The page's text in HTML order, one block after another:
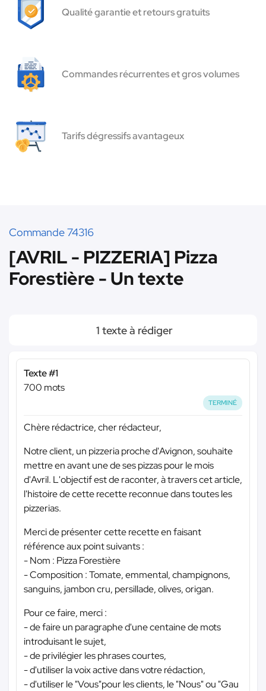
Qualité garantie et retours gratuits
Commandes récurrentes et gros volumes
Tarifs dégressifs avantageux
Commande 74316
[AVRIL - PIZZERIA] Pizza
Forestière - Un texte
1 texte à rédiger
Texte #1
700 mots
TERMINÉ
Chère rédactrice, cher rédacteur,
Notre client, un pizzeria proche d'Avignon, souhaite
mettre en avant une de ses pizzas pour le mois
d'Avril. L'objectif est de raconter, à travers cet article,
l'histoire de cette recette reconnue dans toutes les
pizzerias.
Merci de présenter cette recette en faisant
référence aux point suivants :
- Nom : Pizza Forestière
- Composition : Tomate, emmental, champignons,
sanguins, jambon cru, persillade, olives, origan.
Pour ce faire, merci :
- de faire un paragraphe d'une centaine de mots
introduisant le sujet,
- de privilégier les phrases courtes,
- d'utiliser la voix active dans votre rédaction,
- d'utiliser le "Vous"pour les clients, le "Nous" ou "Gau